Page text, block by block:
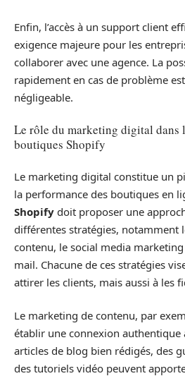
Enfin, l’accès à un support client
exigence majeure pour les
collaborer avec une agence. La
rapidement en cas de problème
négligeable.
Le rôle du marketing digital dans
boutiques Shopify
Le marketing digital constitue un
la performance des boutiques en
Shopify doit proposer une
différentes stratégies, notamment
contenu, le social media
mail. Chacune de ces stratégies
attirer les clients, mais aussi à les
Le marketing de contenu, par
établir une connexion authentique
articles de blog bien rédigés, des
des tutoriels vidéo peuvent